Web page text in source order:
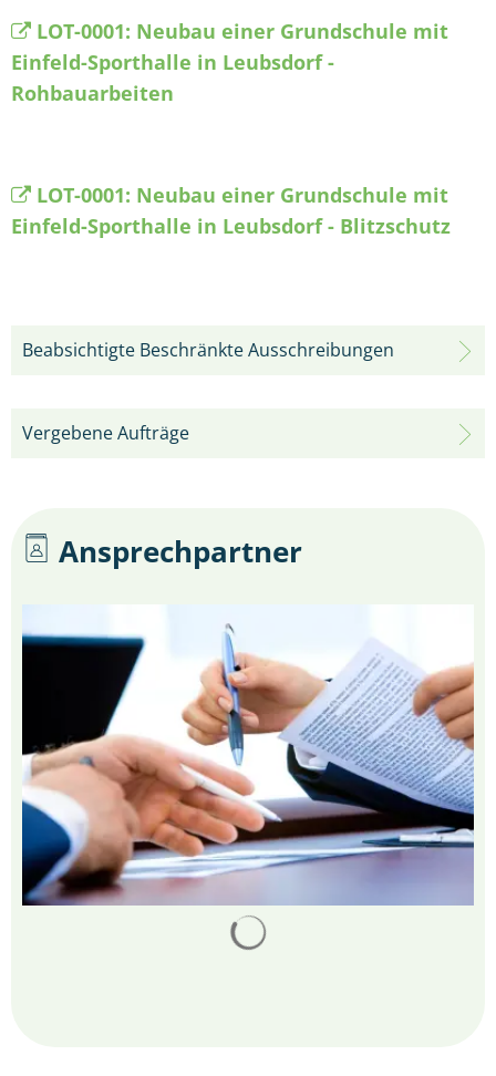
LOT-0001: Neubau einer Grundschule mit
Einfeld-Sporthalle in Leubsdorf -
Rohbauarbeiten
LOT-0001: Neubau einer Grundschule mit
Einfeld-Sporthalle in Leubsdorf - Blitzschutz
Beabsichtigte Beschränkte Ausschreibungen
Vergebene Aufträge
Ansprechpartner